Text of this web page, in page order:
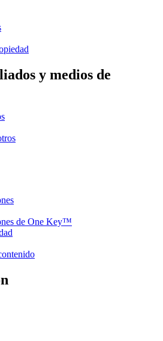
y medios de
de One Key™